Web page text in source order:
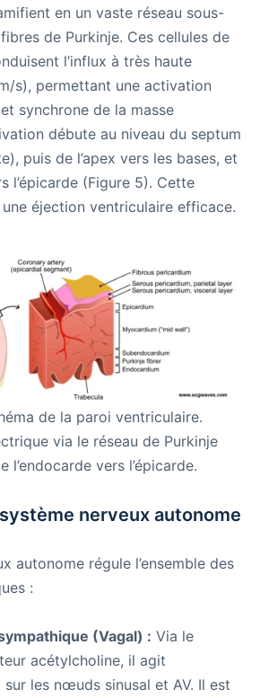
en un vaste réseau sous-
de Purkinje. Ces cellules de
l’influx à très haute
s), permettant une activation
synchrone de la masse
débute au niveau du septum
puis de l’apex vers les bases, et
l’épicarde (Figure 5). Cette
éjection ventriculaire efficace.
de la paroi ventriculaire.
via le réseau de Purkinje
l’endocarde vers l’épicarde.
nerveux autonome
autonome régule l’ensemble des
:
(Vagal) : Via le
acétylcholine, il agit
les nœuds sinusal et AV. Il est